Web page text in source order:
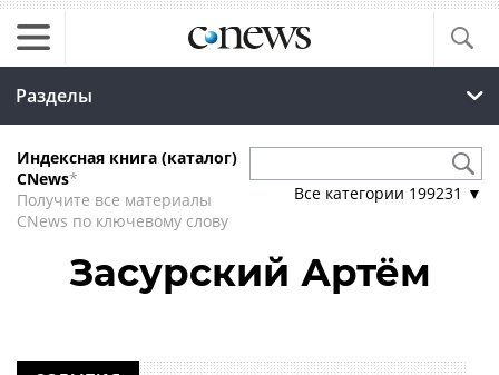
Разделы
Индексная книга (каталог)
CNews*
Получите все материалы
CNews по ключевому слову
Все категории 199231 ▼
Засурский Артём